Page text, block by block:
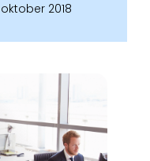
oktober 2018